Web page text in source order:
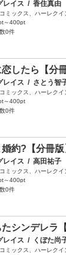
レイス / 香住真由
ミックス、ハーレクイ
～400pt
0件
したら【分
レイス / さとう智
ミックス、ハーレクイ
～400pt
0件
約?【分冊版
レイス / 高田祐子
ミックス、ハーレクイ
～400pt
0件
シンデレラ
レイス / くぼた尚
ミックス、ハーレクイ